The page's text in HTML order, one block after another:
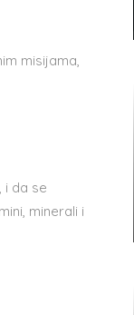
misijama,
i da se
minerali i